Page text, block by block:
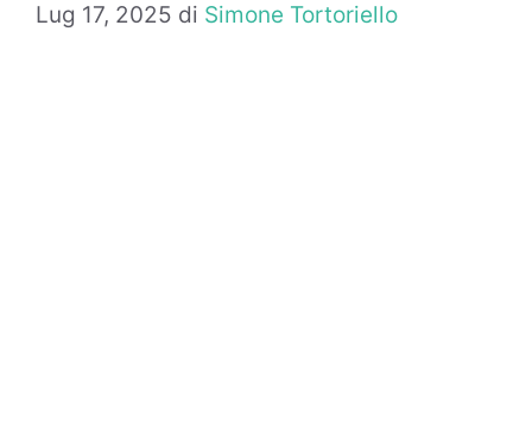
Lug 17, 2025 di Simone Tortoriello